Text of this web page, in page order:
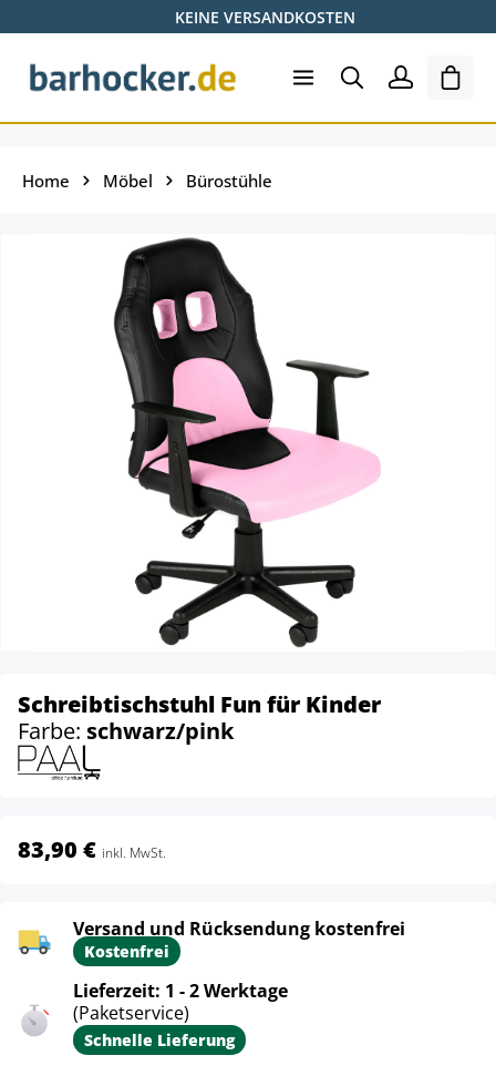
Zum Hauptinhalt springenKEINE VERSANDKOSTEN
Home Möbel Bürostühle
Schreibtischstuhl Fun für Kinder
Farbe: schwarz/pink
83,90 € inkl. MwSt.
Versand und Rücksendung kostenfrei
Kostenfrei
Lieferzeit: 1 - 2 Werktage
(Paketservice)
Schnelle Lieferung